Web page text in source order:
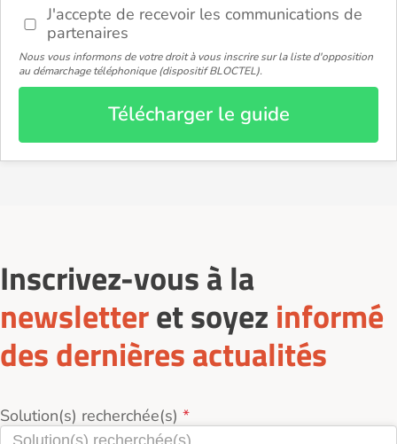
J'accepte de recevoir les communications de
partenaires
Nous vous informons de votre droit à vous inscrire sur la liste d'opposition
au démarchage téléphonique (dispositif BLOCTEL).
Télécharger le guide
Inscrivez-vous à la
newsletteret soyez informé
des dernières actualités
Solution(s) recherchée(s)